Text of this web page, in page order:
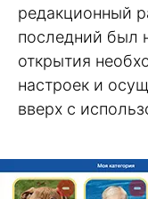
редакционный
последний был
открытия
настроек и
вверх с